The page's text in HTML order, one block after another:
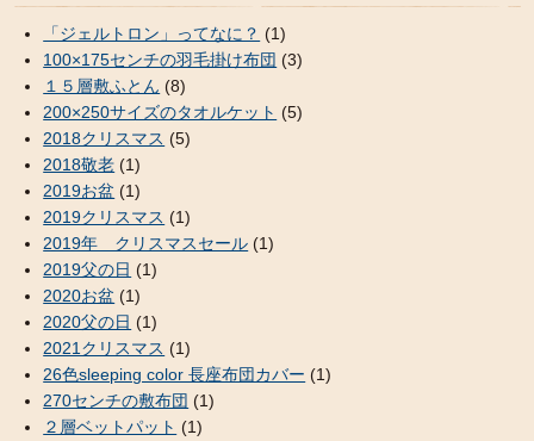
「ジェルトロン」ってなに？ (1)
100×175センチの羽毛掛け布団 (3)
１５層敷ふとん (8)
200×250サイズのタオルケット (5)
2018クリスマス (5)
2018敬老 (1)
2019お盆 (1)
2019クリスマス (1)
2019年 クリスマスセール (1)
2019父の日 (1)
2020お盆 (1)
2020父の日 (1)
2021クリスマス (1)
26色sleeping color 長座布団カバー (1)
270センチの敷布団 (1)
２層ベットパット (1)